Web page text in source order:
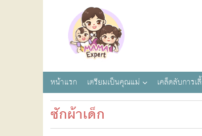
หน้าแรก เตรียมเป็นคุณแม่ เคล็ดลับการเ
ซักผ้าเด็ก